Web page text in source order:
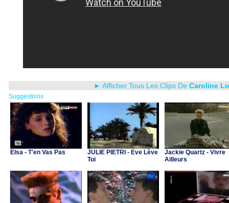
► Afficher Tous Les Clips De Caroline
Suggestions
Elsa - T'en Vas Pas
JULIE PIETRI - Eve Lève
Toi
Jackie Quartz - Vivre
Ailleurs